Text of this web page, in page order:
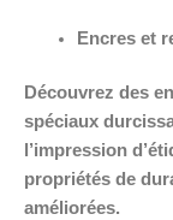
Encres et
Découvrez des
spéciaux
l’impression
propriétés de
améliorées.